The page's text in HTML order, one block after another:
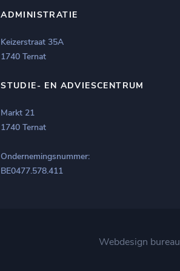
ADMINISTRATIE
Keizerstraat 35A
1740 Ternat
STUDIE- EN ADVIESCENTRUM
Markt 21
1740 Ternat
Ondernemingsnummer:
BE0477.578.411
Webdesign bureau